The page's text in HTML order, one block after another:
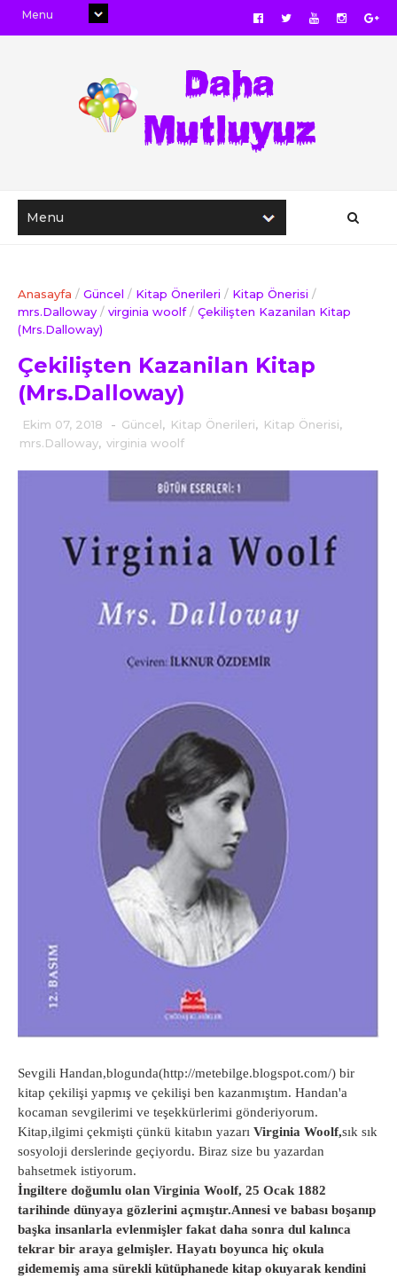
Anasayfa / Güncel / Kitap Önerileri / Kitap Önerisi /
mrs.Dalloway / virginia woolf / Çekilişten Kazanilan Kitap
(Mrs.Dalloway)
Çekilişten Kazanilan Kitap
(Mrs.Dalloway)
Ekim 07, 2018 - Güncel, Kitap Önerileri, Kitap Önerisi,
mrs.Dalloway, virginia woolf
Sevgili Handan,blogunda(http://metebilge.blogspot.com/) bir
kitap çekilişi yapmış ve çekilişi ben kazanmıştım. Handan'a
kocaman sevgilerimi ve teşekkürlerimi gönderiyorum.
Kitap,ilgimi çekmişti çünkü kitabın yazarı Virginia Woolf,sık sık
sosyoloji derslerinde geçiyordu. Biraz size bu yazardan
bahsetmek istiyorum.
İngiltere doğumlu olan Virginia Woolf, 25 Ocak 1882
tarihinde dünyaya gözlerini açmıştır.Annesi ve babası boşanıp
başka insanlarla evlenmişler fakat daha sonra dul kalınca
tekrar bir araya gelmişler. Hayatı boyunca hiç okula
gidememiş ama sürekli kütüphanede kitap okuyarak kendini